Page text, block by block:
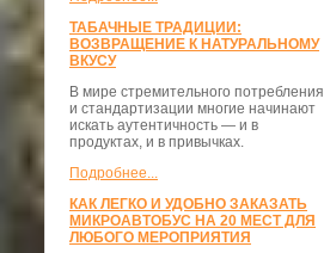
ТАБАЧНЫЕ ТРАДИЦИИ:
ВОЗВРАЩЕНИЕ К НАТУРАЛЬНОМУ
ВКУСУ
В мире стремительного потребления
и стандартизации многие начинают
искать аутентичность — и в
продуктах, и в привычках.
Подробнее...
КАК ЛЕГКО И УДОБНО ЗАКАЗАТЬ
МИКРОАВТОБУС НА 20 МЕСТ ДЛЯ
ЛЮБОГО МЕРОПРИЯТИЯ